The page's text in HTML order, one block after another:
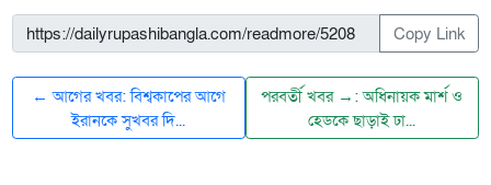
Copy Link
← আগের খবর: বিশ্বকাপের আগে
ইরানকে সুখবর দি...
পরবর্তী খবর →: অধিনায়ক মার্শ ও
হেডকে ছাড়াই ঢা...